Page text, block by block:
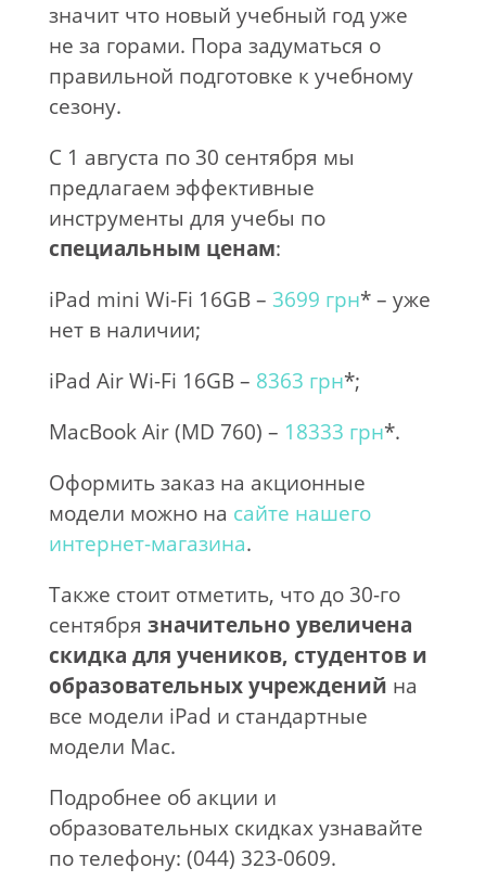
значит что новый учебный год уже
не за горами. Пора задуматься о
правильной подготовке к учебному
сезону.
С 1 августа по 30 сентября мы
предлагаем эффективные
инструменты для учебы по
специальным ценам:
iPad mini Wi-Fi 16GB – 3699 грн* – уже
нет в наличии;
iPad Air Wi-Fi 16GB – 8363 грн*;
MacBook Air (MD 760) – 18333 грн*.
Оформить заказ на акционные
модели можно на сайте нашего
интернет-магазина.
Также стоит отметить, что до 30-го
сентября значительно увеличена
скидка для учеников, студентов и
образовательных учреждений на
все модели iPad и стандартные
модели Mac.
Подробнее об акции и
образовательных скидках узнавайте
по телефону: (044) 323-0609.